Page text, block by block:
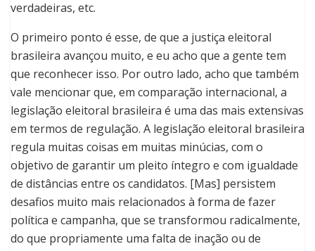
verdadeiras, etc.
O primeiro ponto é esse, de que a justiça eleitoral
brasileira avançou muito, e eu acho que a gente tem
que reconhecer isso. Por outro lado, acho que também
vale mencionar que, em comparação internacional, a
legislação eleitoral brasileira é uma das mais extensivas
em termos de regulação. A legislação eleitoral brasileira
regula muitas coisas em muitas minúcias, com o
objetivo de garantir um pleito íntegro e com igualdade
de distâncias entre os candidatos. [Mas] persistem
desafios muito mais relacionados à forma de fazer
política e campanha, que se transformou radicalmente,
do que propriamente uma falta de inação ou de